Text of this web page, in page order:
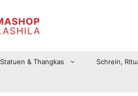
Statuen & Thangkas Schrein,